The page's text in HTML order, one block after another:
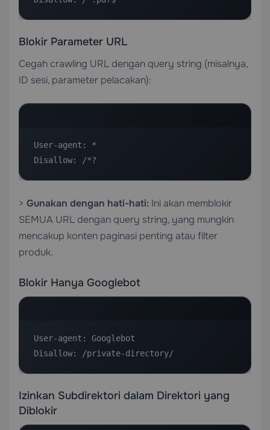
Blokir Parameter URL
Cegah crawling URL dengan query string (misalnya,
ID sesi, parameter pelacakan):
User-agent: *
Disallow: /*?
> Gunakan dengan hati-hati: Ini akan memblokir
SEMUA URL dengan query string, yang mungkin
mencakup konten paginasi penting atau filter
produk.
Blokir Hanya Googlebot
User-agent: Googlebot
Disallow: /private-directory/
Izinkan Subdirektori dalam Direktori yang
Diblokir